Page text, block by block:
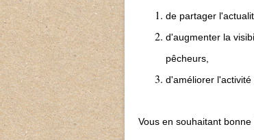
de partager
d'augmenter la
pêcheurs,
d'améliorer l'activité
Vous en souhaitant bonne